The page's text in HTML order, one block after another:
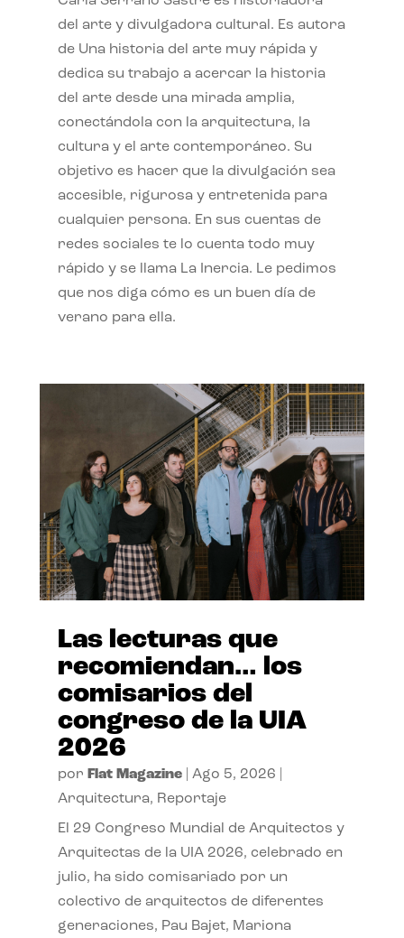
del arte y divulgadora cultural. Es autora
de Una historia del arte muy rápida y
dedica su trabajo a acercar la historia
del arte desde una mirada amplia,
conectándola con la arquitectura, la
cultura y el arte contemporáneo. Su
objetivo es hacer que la divulgación sea
accesible, rigurosa y entretenida para
cualquier persona. En sus cuentas de
redes sociales te lo cuenta todo muy
rápido y se llama La Inercia. Le pedimos
que nos diga cómo es un buen día de
verano para ella.
Las lecturas que
recomiendan… los
comisarios del
congreso de la UIA
2026
por Flat Magazine| Ago 5, 2026
Arquitectura, Reportaje
El 29 Congreso Mundial de Arquitectos y
Arquitectas de la UIA 2026, celebrado en
julio, ha sido comisariado por un
colectivo de arquitectos de diferentes
generaciones, Pau Bajet, Mariona